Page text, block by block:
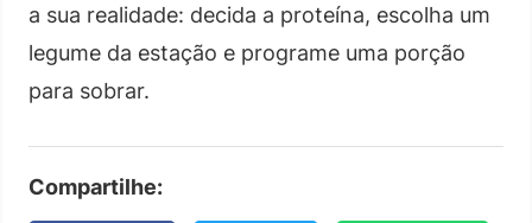
a sua realidade: decida a proteína, escolha um
legume da estação e programe uma porção
para sobrar.
Compartilhe: